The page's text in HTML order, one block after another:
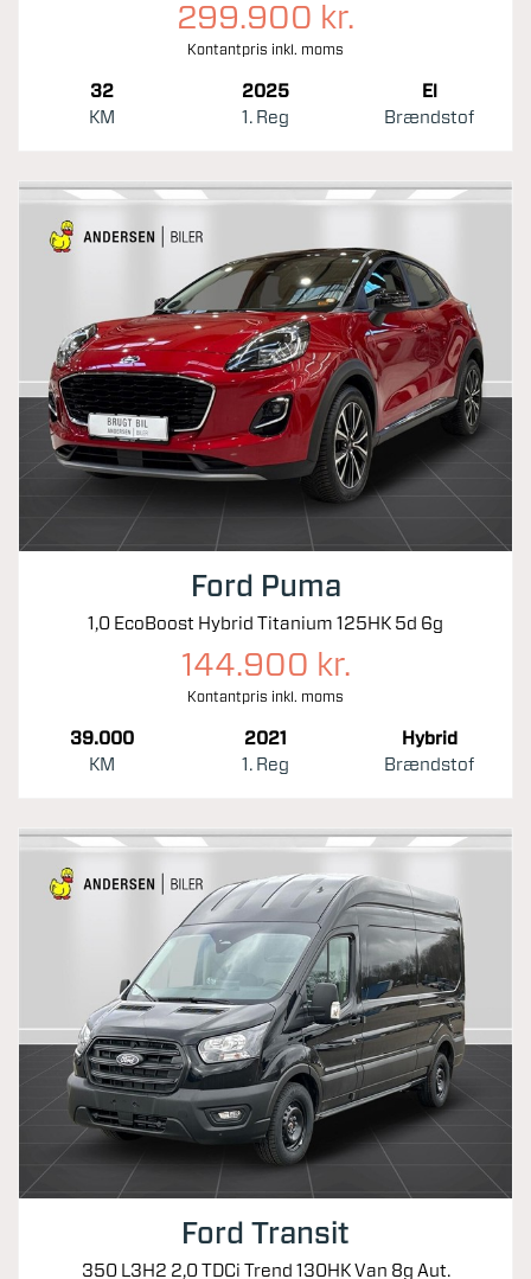
299.900 kr.
Kontantpris inkl. moms
32
KM
2025
1. Reg
El
Brændstof
Ford Puma
1,0 EcoBoost Hybrid Titanium 125HK 5d 6g
144.900 kr.
Kontantpris inkl. moms
39.000
KM
2021
1. Reg
Hybrid
Brændstof
Ford Transit
350 L3H2 2,0 TDCi Trend 130HK Van 8g Aut.